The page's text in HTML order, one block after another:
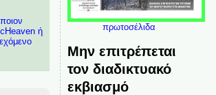
ή
πρωτοσέλιδα
Μην επιτρέπεται
τον διαδικτυακό
εκβιασμό